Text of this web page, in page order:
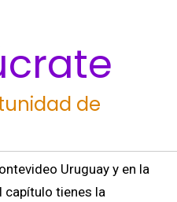
de
Uruguay y en la
capítulo tienes la